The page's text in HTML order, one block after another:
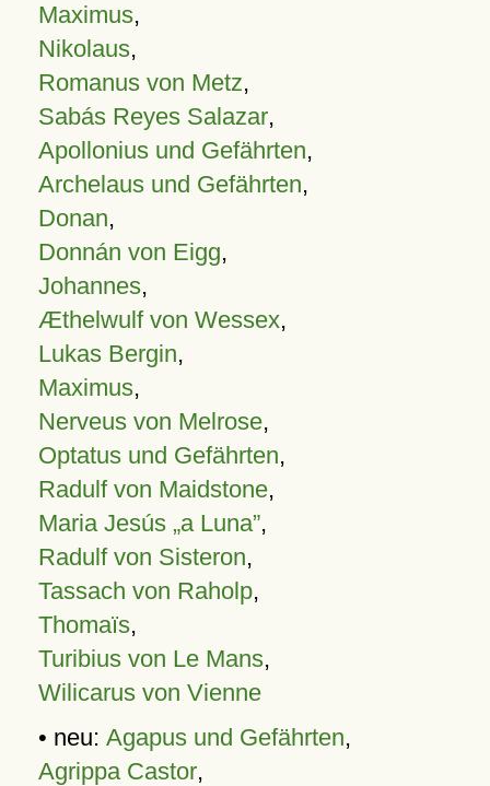
Maximus,
Nikolaus,
Romanus von Metz,
Sabás Reyes Salazar,
Apollonius und Gefährten,
Archelaus und Gefährten,
Donan,
Donnán von Eigg,
Johannes,
Æthelwulf von Wessex,
Lukas Bergin,
Maximus,
Nerveus von Melrose,
Optatus und Gefährten,
Radulf von Maidstone,
Maria Jesús „a Luna”,
Radulf von Sisteron,
Tassach von Raholp,
Thomaïs,
Turibius von Le Mans,
Wilicarus von Vienne
• neu: Agapus und Gefährten,
Agrippa Castor,